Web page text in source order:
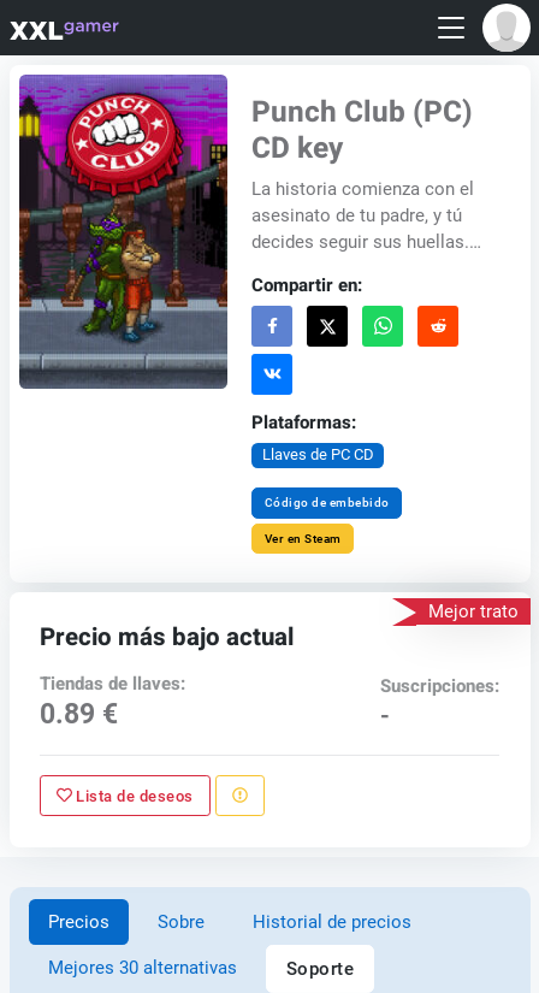
Punch Club (PC)
CD key
La historia comienza con el
asesinato de tu padre, y tú
decides seguir sus huellas.
actividades para que puedas
trabajar, en...
Compartir en:
Plataformas:
Llaves de PC CD
Código de embebido
Ver en Steam
Mejor trato
Precio más bajo actual
Tiendas de llaves:
0.89 €
Suscripciones:
-
Lista de deseos
Precios Sobre Historial de precios
Mejores 30 alternativas Soporte